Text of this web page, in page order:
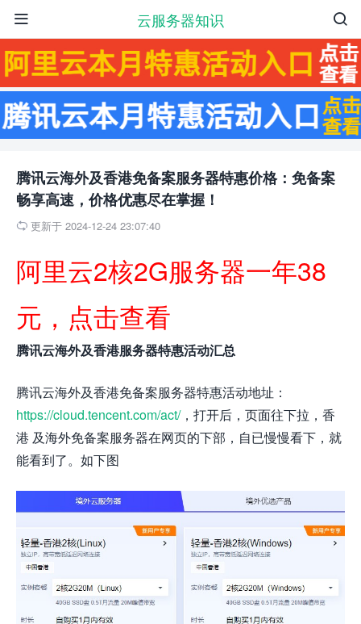
云服务器知识 

腾讯云海外及香港免备案服务器特惠价格：免备案
畅享高速，价格优惠尽在掌握！
 更新于 2024-12-24 23:07:40
阿里云2核2G服务器一年38
元，点击查看
腾讯云海外及香港服务器特惠活动汇总
腾讯云海外及香港免备案服务器特惠活动地址：
https://cloud.tencent.com/act/，打开后，页面往下拉，香
港 及海外免备案服务器在网页的下部，自已慢慢看下，就
能看到了。如下图